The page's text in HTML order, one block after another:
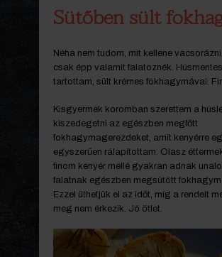
Sütőben sült
Néha nem tudom, mit kellene
csak épp valamit falatoznék.
tartottam, sült krémes fokhagymával.
Kisgyermek koromban szerettem a
kiszedegetni az egészben megfőtt
fokhagymagerezdeket, amit kenyérre
egyszerűen rálapítottam. Olasz
finom kenyér mellé gyakran adnak
falatnak egészben megsütött
Ezzel üthetjük el az időt, míg a rendelt
meg nem érkezik. Jó ötlet.